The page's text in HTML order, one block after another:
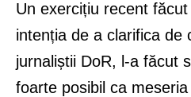
Un exercițiu recent
intenția de a clarifica de
jurnaliștii DoR, l-a făcut
foarte posibil ca